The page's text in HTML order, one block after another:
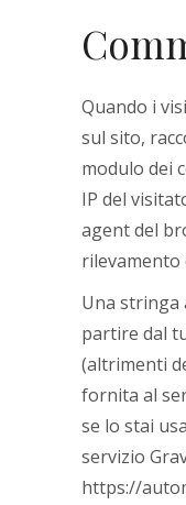
Quando i
sul sito,
modulo dei
IP del
agent del
rilevamento
Una stringa
partire dal
(altrimenti
fornita al
se lo stai
servizio
https://